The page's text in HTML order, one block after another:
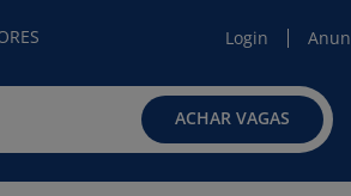
Login
ACHAR VAGAS